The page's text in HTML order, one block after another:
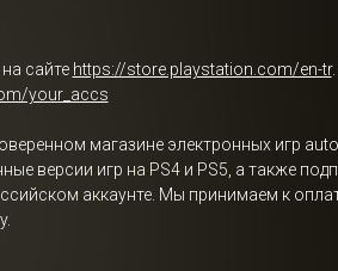
сайте https://store.playstation.com/en-tr
your_accs
магазине электронных игр
версии игр на PS4 и PS5, а также
аккаунте. Мы принимаем к